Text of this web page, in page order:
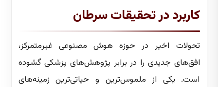
کاربرد در تحقیقات سرطان
تحولات اخیر در حوزه هوش مصنوعی غیرمتمرکز،
افق‌های جدیدی را در برابر پژوهش‌های پزشکی گشوده
است. یکی از ملموس‌ترین و حیاتی‌ترین زمینه‌های